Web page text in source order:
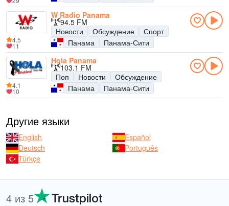
W Radio Panama
94.5 FM
Новости
Обсуждение
Спорт
Панама
Панама-Сити
4.5
11
Hola Panama
103.1 FM
Поп
Новости
Обсуждение
Панама
Панама-Сити
4.1
10
Другие языки
English
Español
Deutsch
Português
Türkçe
4 из 5